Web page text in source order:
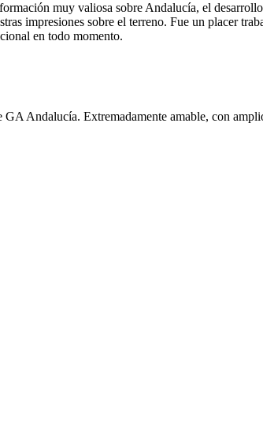
muy valiosa sobre Andalucía, el
impresiones sobre el terreno. Fue un placer
en todo momento.
Andalucía. Extremadamente amable, con